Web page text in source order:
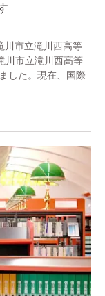
川市立滝川西高等
川市立滝川西高等
した。現在、国際